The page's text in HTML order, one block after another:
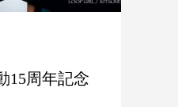
15周年記念